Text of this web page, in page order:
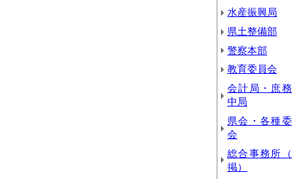
水産振興局
県土整備部
警察本部
教育委員会
会計局・庶
中局
県会・各種
会
総合事務所
掲）